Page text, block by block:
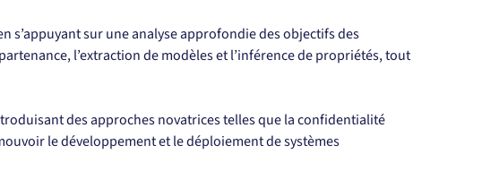
s’appuyant sur une analyse approfondie des objectifs des
l’extraction de modèles et l’inférence de propriétés, tout
des approches novatrices telles que la confidentialité
le développement et le déploiement de systèmes